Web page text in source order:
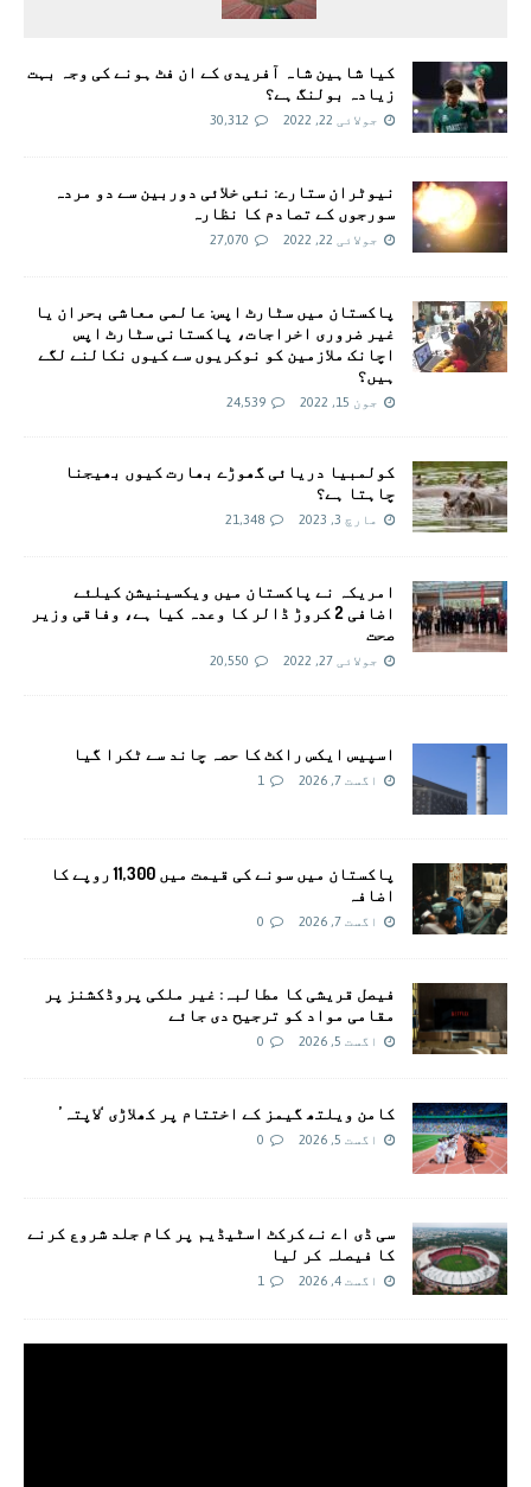
کیا شاہین شاہ آفریدی کے ان فٹ ہونے کی وجہ بہت
زیادہ بولنگ ہے؟
جولائی 22, 2022 30,312
نیوٹران ستارے: نئی خلائی دوربین سے دو مردہ
سورجوں کے تصادم کا نظارہ
جولائی 22, 2022 27,070
پاکستان میں سٹارٹ اپس: عالمی معاشی بحران یا
غیر ضروری اخراجات، پاکستانی سٹارٹ اپس
اچانک ملازمین کو نوکریوں سے کیوں نکالنے لگے
ہیں؟
جون 15, 2022 24,539
کولمبیا دریائی گھوڑے بھارت کیوں بھیجنا
چاہتا ہے؟
مارچ 3, 2023 21,348
امريکہ نے پاکستان میں ویکسینیشن کیلئے
اضافی 2 کروڑ ڈالر کا وعدہ کیا ہے، وفاقی وزیر
صحت
جولائی 27, 2022 20,550
اسپیس ایکس راکٹ کا حصہ چاند سے ٹکرا گیا
اگست 7, 2026 1
پاکستان میں سونے کی قیمت میں 11,300 روپے کا
اضافہ
اگست 7, 2026 0
فیصل قریشی کا مطالبہ: غیر ملکی پروڈکشنز پر
مقامی مواد کو ترجیح دی جائے
اگست 5, 2026 0
کامن ویلتھ گیمز کے اختتام پر کھلاڑی ‘لاپتہ’
اگست 5, 2026 0
سی ڈی اے نے کرکٹ اسٹیڈیم پر کام جلد شروع کرنے
کا فیصلہ کر لیا
اگست 4, 2026 1